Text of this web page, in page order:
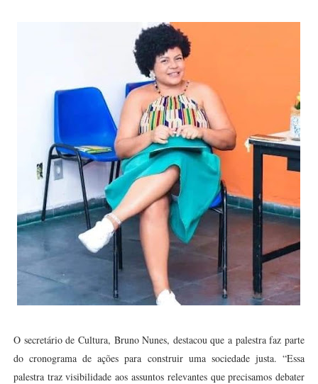
O secretário de Cultura, Bruno Nunes, destacou que a palestra faz parte
do cronograma de ações para construir uma sociedade justa. “Essa
palestra traz visibilidade aos assuntos relevantes que precisamos debater